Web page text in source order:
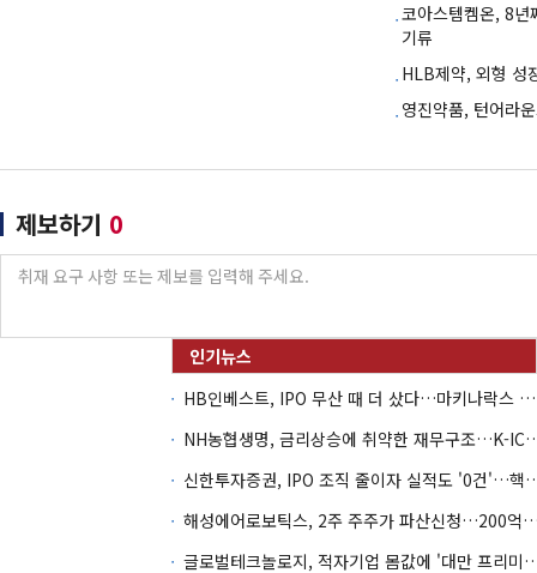
코아스템켐온, 8
기류
HLB제약, 외형
영진약품, 턴어라
제보하기 0
HB인베스트, IPO 무산 때 더 샀다…마키나락스 투자 2.7배 회수
NH농협생명, 금리상승에 취
신한투자증권, IPO 조직 줄
해성에어로보틱스, 2주 주주가 파산
글로벌테크놀로지, 적자기업 몸값